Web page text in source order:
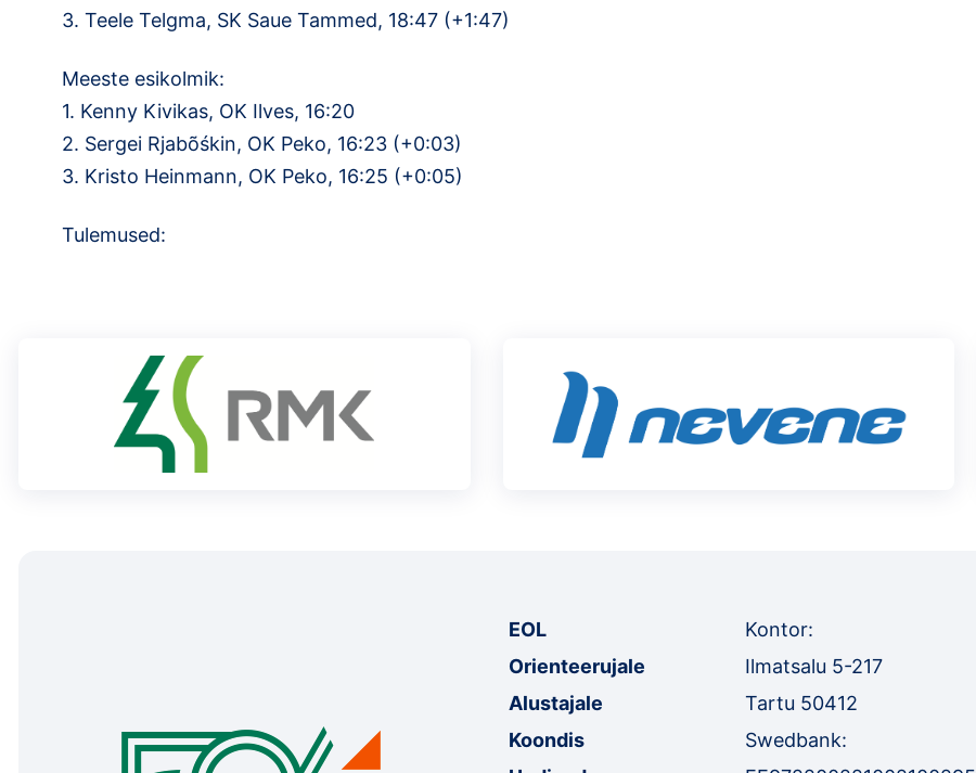
3. Teele Telgma, SK Saue Tammed, 18:47 (+1:47)
Meeste esikolmik:
1. Kenny Kivikas, OK Ilves, 16:20
2. Sergei Rjabõśkin, OK Peko, 16:23 (+0:03)
3. Kristo Heinmann, OK Peko, 16:25 (+0:05)
Tulemused:
EOL
Orienteerujale
Alustajale
Koondis
Kontor:
Ilmatsalu 5-217
Tartu 50412
Swedbank: